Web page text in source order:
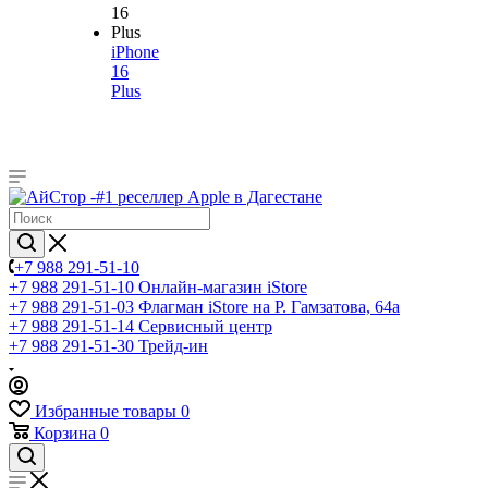
iPhone
16
Plus
+7 988 291-51-10
+7 988 291-51-10 Онлайн-магазин iStore
+7 988 291-51-03 Флагман iStore на Р. Гамзатова, 64а
+7 988 291-51-14 Сервисный центр
+7 988 291-51-30 Трейд-ин
Избранные товары 0
Корзина 0